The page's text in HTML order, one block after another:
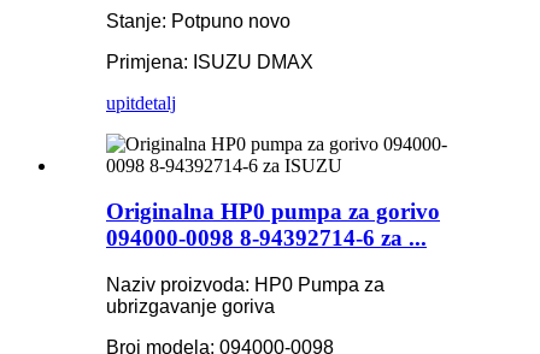
Stanje: Potpuno novo
Primjena: ISUZU DMAX
upitdetalj
Originalna HP0 pumpa za gorivo
094000-0098 8-94392714-6 za ...
Naziv proizvoda: HP0 Pumpa za
ubrizgavanje goriva
Broj modela: 094000-0098